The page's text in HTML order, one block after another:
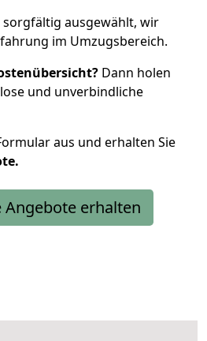
sorgfältig ausgewählt, wir
im Umzugsbereich.
Dann holen
und unverbindliche
aus und erhalten Sie
Angebote erhalten